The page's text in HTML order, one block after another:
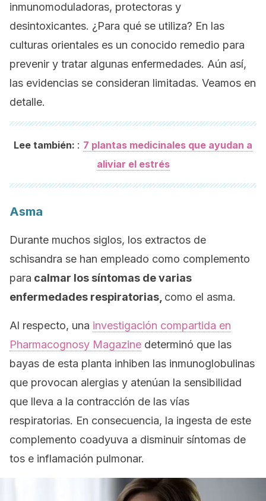
inmunomoduladoras, protectoras y
desintoxicantes. ¿Para qué se utiliza? En las
culturas orientales es un conocido remedio para
prevenir y tratar algunas enfermedades. Aún así,
las evidencias se consideran limitadas. Veamos en
detalle.
Lee también: : 7 plantas medicinales que ayudan a
aliviar el estrés
Asma
Durante muchos siglos, los extractos de
schisandra se han empleado como complemento
para calmar los síntomas de varias
enfermedades respiratorias, como el asma.
Al respecto, una investigación compartida en
Pharmacognosy Magazine determinó que las
bayas de esta planta inhiben las inmunoglobulinas
que provocan alergias y atenúan la sensibilidad
que lleva a la contracción de las vías
respiratorias. En consecuencia, la ingesta de este
complemento coadyuva a disminuir síntomas de
tos e inflamación pulmonar.